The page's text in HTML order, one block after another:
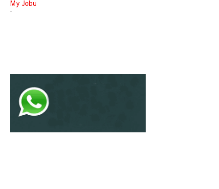
My Jobu
-